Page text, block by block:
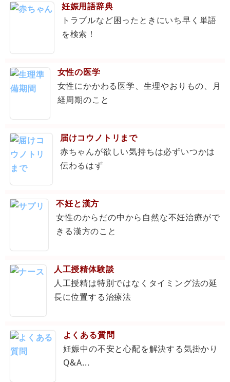
妊娠用語辞典
トラブルなど困ったときにいち早く単語
を検索！
女性の医学
女性にかかわる医学、生理やおりもの、月
経周期のこと
届けコウノトリまで
赤ちゃんが欲しい気持ちは必ずいつかは
伝わるはず
不妊と漢方
女性のからだの中から自然な不妊治療がで
きる漢方のこと
人工授精体験談
人工授精は特別ではなくタイミング法の延
長に位置する治療法
よくある質問
妊娠中の不安と心配を解決する気掛かり
Q&A...